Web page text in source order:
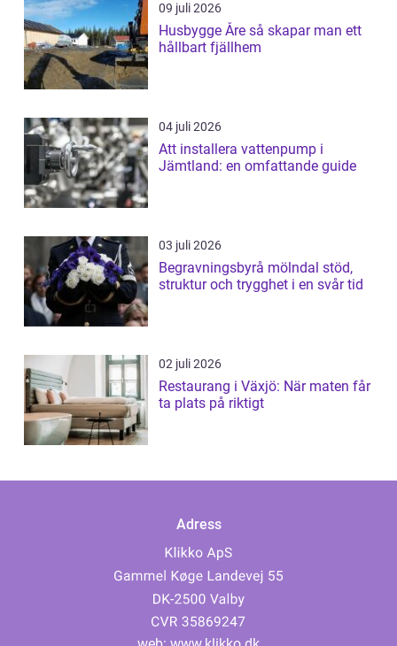
09 juli 2026
Husbygge Åre så skapar man ett
hållbart fjällhem
04 juli 2026
Att installera vattenpump i
Jämtland: en omfattande guide
03 juli 2026
Begravningsbyrå mölndal stöd,
struktur och trygghet i en svår tid
02 juli 2026
Restaurang i Växjö: När maten får
ta plats på riktigt
Adress